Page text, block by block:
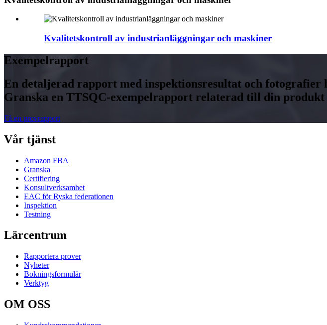
Kvalitetskontroll av industrianläggningar och maskiner
Exempelrapport
En detaljerad rapport med inspektionsresultat och
Granska en TTSQC-exempelrapport relaterad till din produkt
Få en provrapport
Vår tjänst
Amazon FBA
Granska
Certifiering
Konsultverksamhet
EAC för Ryska federationen
Inspektion
Testning
Lärcentrum
Rapportera prover
Nyheter
Bokningsformulär
Verktyg
OM OSS